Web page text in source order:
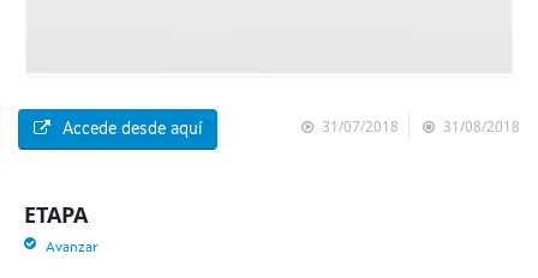
31/07/2018 31/08/2018
Accede desde aquí
ETAPA
Avanzar